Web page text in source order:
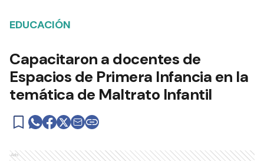
EDUCACIÓN
Capacitaron a docentes de
Espacios de Primera Infancia en la
temática de Maltrato Infantil
Ads